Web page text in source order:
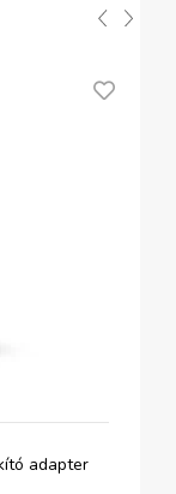
adapter